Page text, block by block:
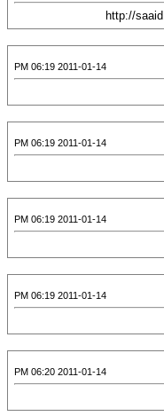
2011-01-14 06:19 PM
2011-01-14 06:19 PM
2011-01-14 06:19 PM
2011-01-14 06:19 PM
2011-01-14 06:20 PM